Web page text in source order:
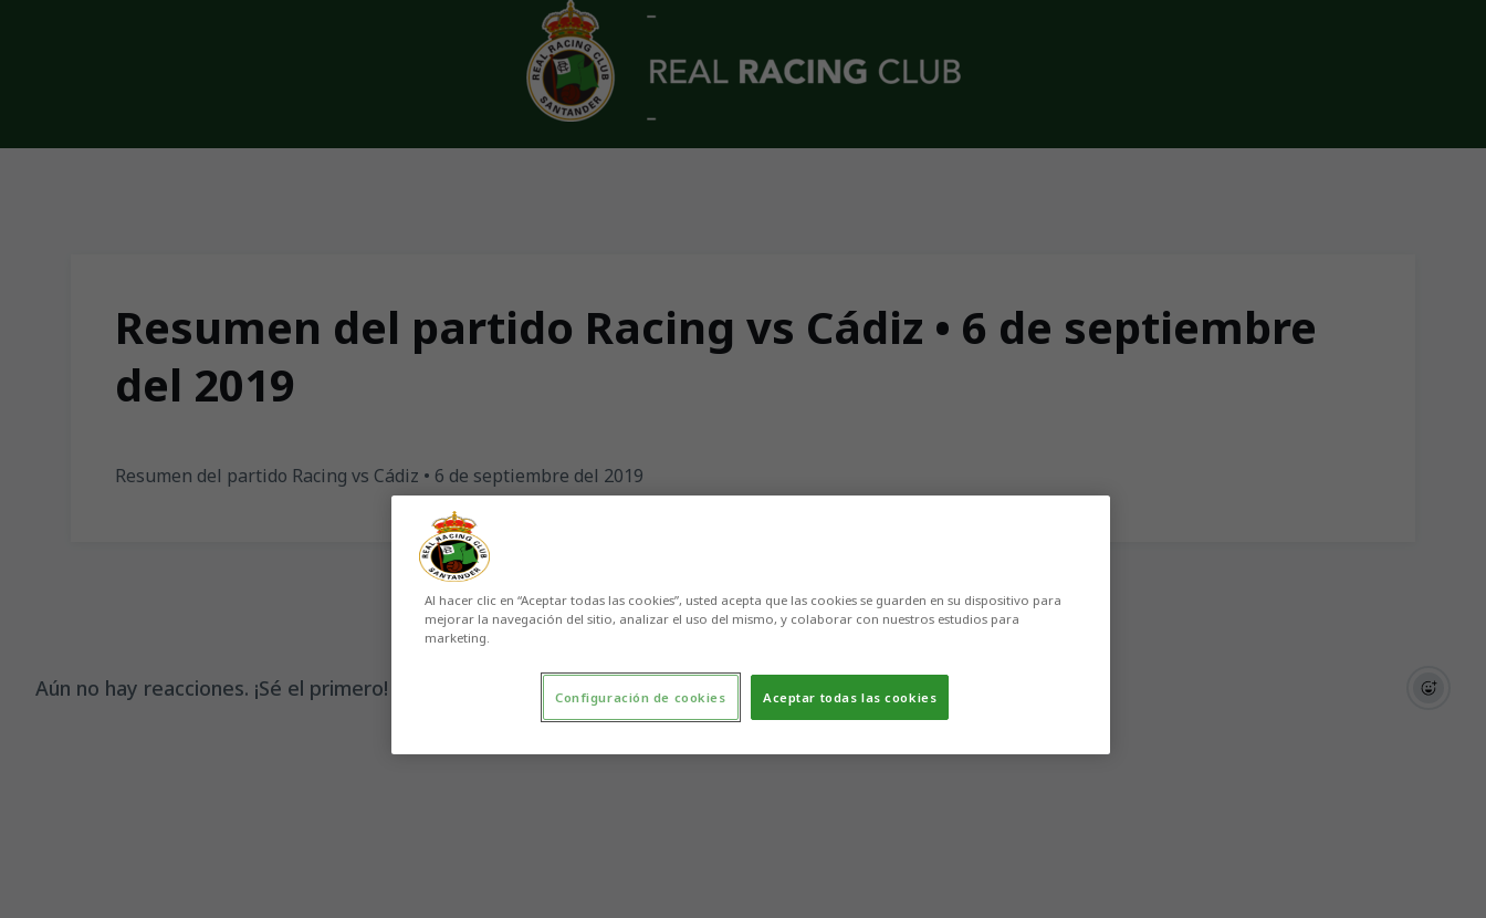
Skip to main content
Resumen del partido Racing vs Cádiz • 6 de septiembre
del 2019
Resumen del partido Racing vs Cádiz • 6 de septiembre del 2019
Aún no hay reacciones. ¡Sé el primero!
Al hacer clic en “Aceptar todas las cookies”, usted acepta que las cookies se guarden en su dispositivo para
mejorar la navegación del sitio, analizar el uso del mismo, y colaborar con nuestros estudios para
marketing.
Aceptar todas las cookies
Configuración de cookies